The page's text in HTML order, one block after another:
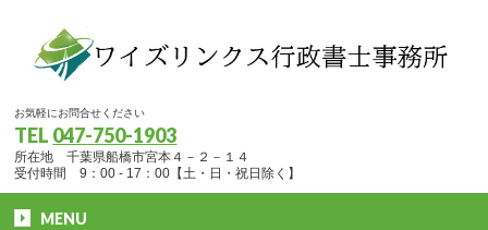
お気軽にお問合せください
TEL 047-750-1903
所在地 千葉県船橋市宮本４－２－１４
受付時間 9：00 - 17：00【土・日・祝日除く】
MENU